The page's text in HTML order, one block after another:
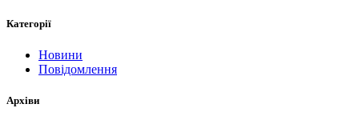
Категорії
Новини
Повідомлення
Архіви